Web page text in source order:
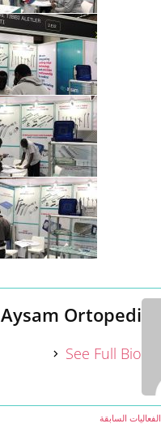
Aysam Ortopedi
See Full Bio
الفعاليات السابقة